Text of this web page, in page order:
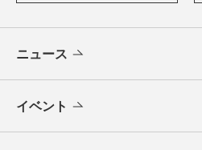
ニュース
イベント